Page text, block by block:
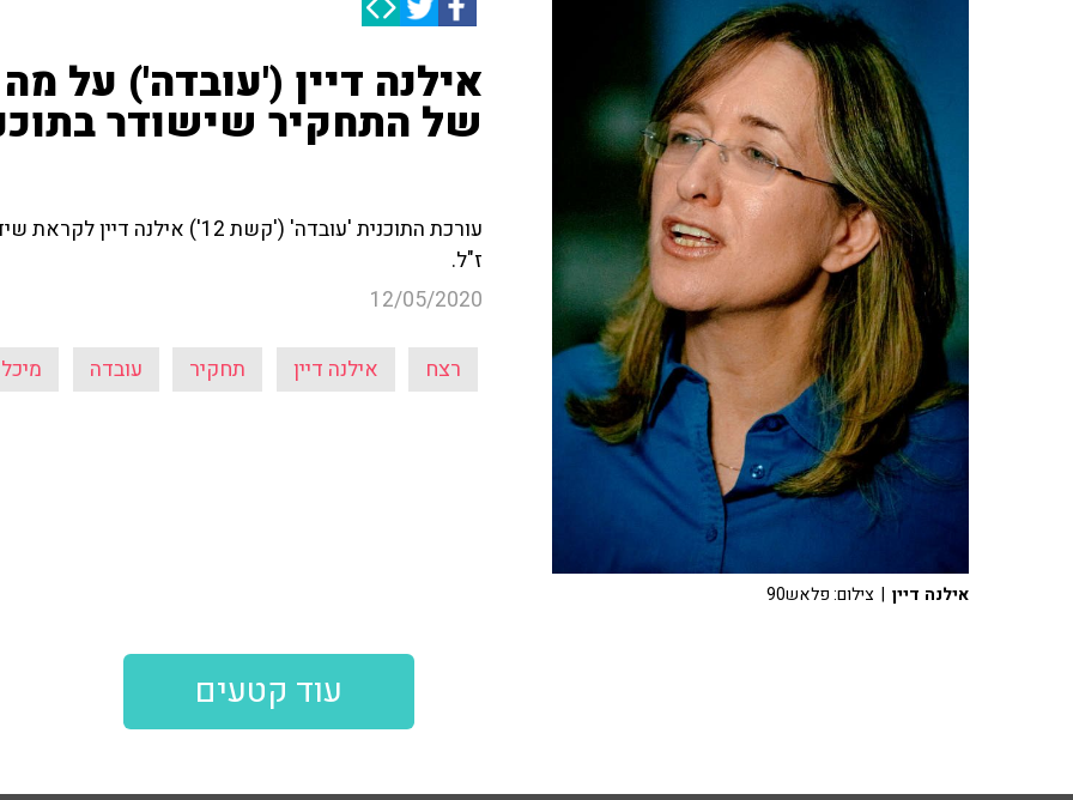
אילנה דיין ('עובדה') על
של התחקיר שישודר
עורכת התוכנית 'עובדה' ('קשת
ז"ל.
12/05/2020
רצח אילנה דיין תחקיר עובדה
אילנה דיין | צילום: פלאש90
עוד קטעים